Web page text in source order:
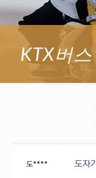
KTX버스
도**** 도자기